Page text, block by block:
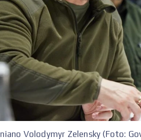
Volodymyr Zelensky (Foto: